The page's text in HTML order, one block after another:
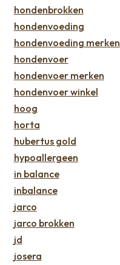
hondenbrokken
hondenvoeding
hondenvoeding merken
hondenvoer
hondenvoer merken
hondenvoer winkel
hoog
horta
hubertus gold
hypoallergeen
in balance
inbalance
jarco
jarco brokken
jd
josera